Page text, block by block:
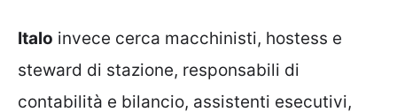
Italo invece cerca macchinisti, hostess e
steward di stazione, responsabili di
contabilità e bilancio, assistenti esecutivi,